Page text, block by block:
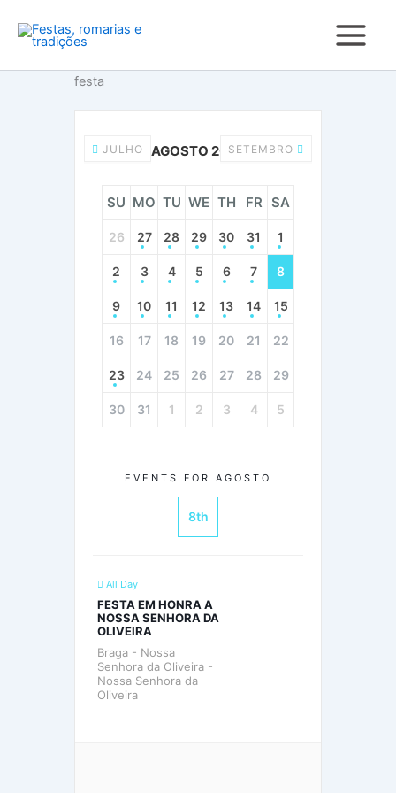
content
festa
JULHO AGOSTO 2026SETEMBRO
SU MO TU WE TH FR SA
26 27 28 29 30 31 1
2 3 4 5 6 7 8
9 10 11 12 13 14 15
16 17 18 19 20 21 22
23 24 25 26 27 28 29
30 31 1 2 3 4 5
EVENTS FOR AGOSTO
8th
All Day
FESTA EM HONRA A
NOSSA SENHORA DA
OLIVEIRA
Braga - Nossa
Senhora da Oliveira -
Nossa Senhora da
Oliveira